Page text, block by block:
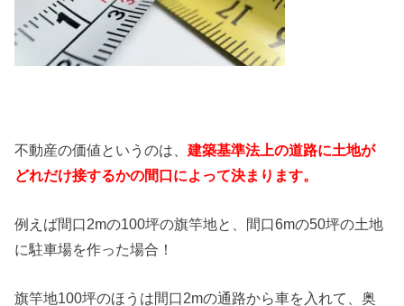
不動産の価値というのは、建築基準法上の道路に土地が
どれだけ接するかの間口によって決まります。
例えば間口2mの100坪の旗竿地と、間口6mの50坪の土地
に駐車場を作った場合！
旗竿地100坪のほうは間口2mの通路から車を入れて、奥